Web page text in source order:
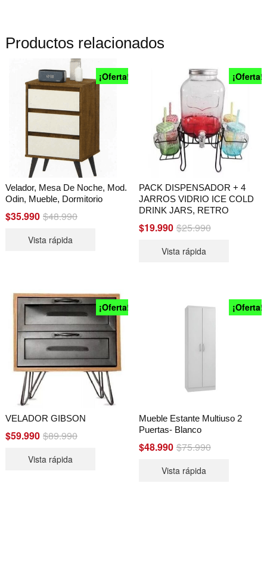
Productos relacionados
¡Oferta!
Velador, Mesa De Noche, Mod.
Odin, Mueble, Dormitorio
$48.990Original
$35.990 Current
Vista rápida
¡Oferta!
PACK DISPENSADOR + 4
JARROS VIDRIO ICE COLD
DRINK JARS, RETRO
$25.990Original
$19.990 Current
Vista rápida
¡Oferta!
VELADOR GIBSON
$89.990Original
$59.990 Current
Vista rápida
¡Oferta!
Mueble Estante Multiuso 2
Puertas- Blanco
$75.990Original
$48.990 Current
Vista rápida